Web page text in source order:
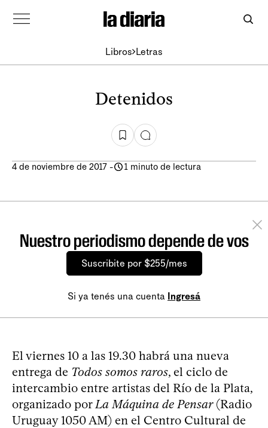
Libros Letras
Detenidos
4 de noviembre de 2017 - 1 minuto de lectura
Nuestro periodismo depende de vos
Suscribite por $255/mes
Si ya tenés una cuenta Ingresá
El viernes 10 a las 19.30 habrá una nueva
entrega de Todos somos raros, el ciclo de
intercambio entre artistas del Río de la Plata,
organizado porLa Máquina de Pensar(Radio
Uruguay 1050 AM) en el Centro Cultural de